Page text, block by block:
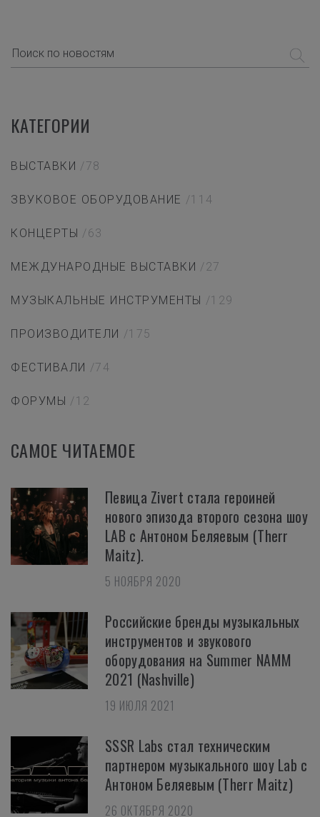
КАТЕГОРИИ
ВЫСТАВКИ /78
ЗВУКОВОЕ ОБОРУДОВАНИЕ /114
КОНЦЕРТЫ /63
МЕЖДУНАРОДНЫЕ ВЫСТАВКИ /27
МУЗЫКАЛЬНЫЕ ИНСТРУМЕНТЫ /129
ПРОИЗВОДИТЕЛИ /175
ФЕСТИВАЛИ /74
ФОРУМЫ /12
САМОЕ ЧИТАЕМОЕ
Певица Zivert стала героиней
нового эпизода второго сезона шоу
LAB с Антоном Беляевым (Therr
Maitz).
5 НОЯБРЯ 2020
Российские бренды музыкальных
инструментов и звукового
оборудования на Summer NAMM
2021 (Nashville)
19 ИЮЛЯ 2021
SSSR Labs стал техническим
партнером музыкального шоу Lab с
Антоном Беляевым (Therr Maitz)
26 ОКТЯБРЯ 2020